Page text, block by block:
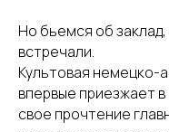
Но бьемся об
встречали.
Культовая немецко-
впервые приезжает
свое прочтение